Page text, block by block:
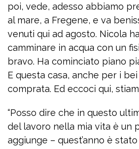
poi, vede, adesso abbiamo
al mare, a Fregene, e va
venuti qui ad agosto. Nicola
camminare in acqua con un
bravo. Ha cominciato piano
E questa casa, anche per i bei
comprata. Ed eccoci qui,
“Posso dire che in questo
del lavoro nella mia vita è un
aggiunge – quest’anno è